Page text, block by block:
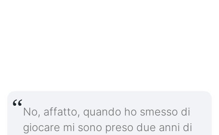
No, affatto, quando ho smesso di
giocare mi sono preso due anni di